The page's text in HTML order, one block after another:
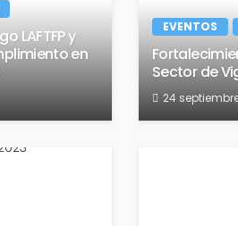
LAFTFP y
en
EVENTOS
Sector de
24